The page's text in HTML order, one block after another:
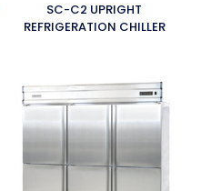
SC-C2 UPRIGHT
REFRIGERATION CHILLER